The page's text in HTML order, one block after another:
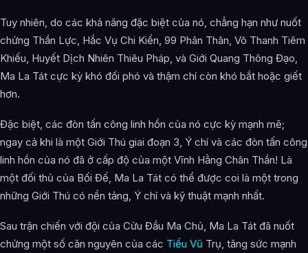
Tuy nhiên, do các khả năng đặc biệt của nó, chẳng hạn như nuốt
chửng Thần Lực, Hắc Vụ Chi Kiển, 99 Phân Thân, Vô Thanh Tiêm
Khiếu, Huyết Dịch Nhiên Thiêu Pháp, và Giới Quang Thông Đạo,
Ma La Tát cực kỳ khó đối phó và thậm chí còn khó bắt hoặc giết
hơn.
Đặc biệt, các đòn tấn công linh hồn của nó cực kỳ mạnh mẽ;
ngay cả khi là một Giới Thú giai đoạn 3, Ý chí và các đòn tấn công
linh hồn của nó đã ở cấp độ của một Vĩnh Hằng Chân Thần! Là
một đối thủ của Bối Đế, Ma La Tát có thể được coi là một trong
những Giới Thú có nền tảng, Ý chí và kỹ thuật mạnh nhất.
Sau trận chiến với đội của Cửu Đầu Ma Chủ, Ma La Tát đã nuốt
chửng một số căn nguyên của các Tiểu Vũ Trụ, tăng sức mạnh